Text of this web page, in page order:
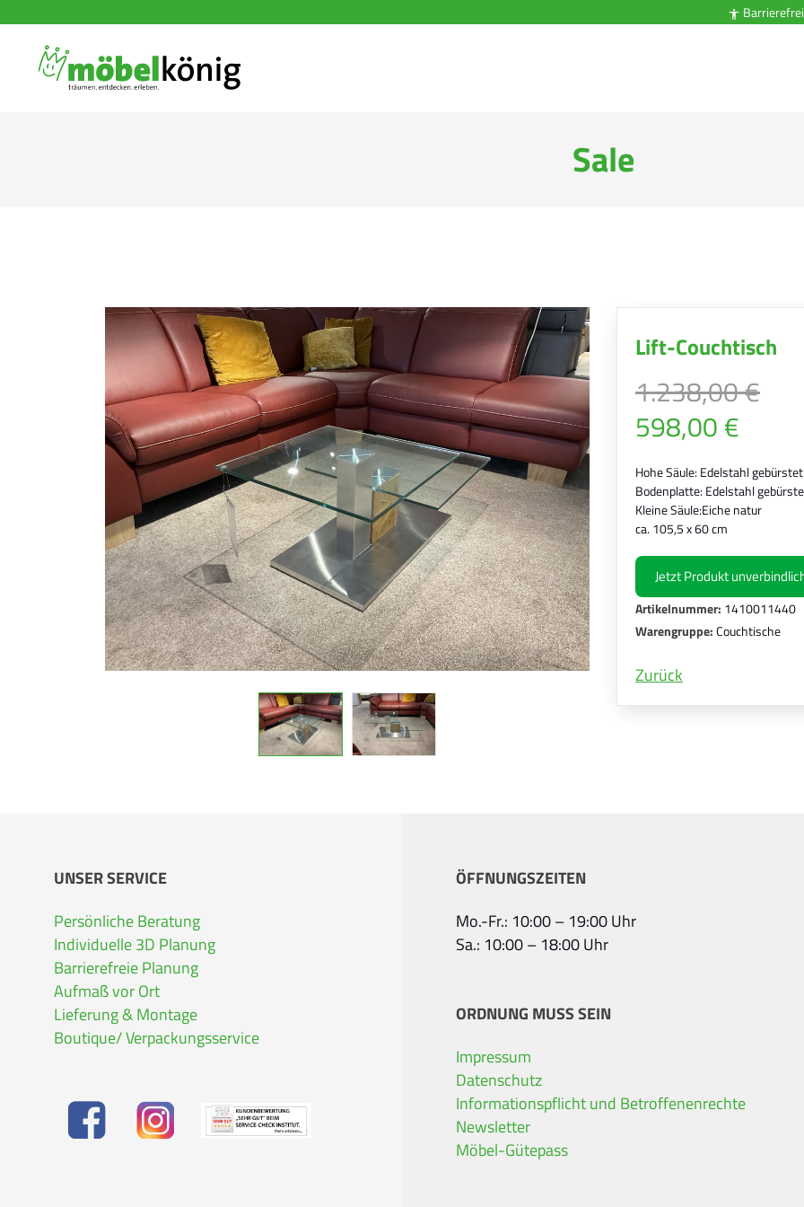

Sale
Lift-Couchtisch
1.238,00 €
598,00 €
Hohe Säule: Edelstahl gebürstet
Bodenplatte: Edelstahl
Kleine Säule:Eiche natur
ca. 105,5 x 60 cm
Jetzt Produkt
Artikelnummer: 1410011440
Warengruppe:Couchtische
Zurück
UNSER SERVICE
Persönliche Beratung
Individuelle 3D Planung
Barrierefreie Planung
Aufmaß vor Ort
Lieferung & Montage
Boutique/ Verpackungsservice
ÖFFNUNGSZEITEN
Mo.-Fr.: 10:00 – 19:00 Uhr
Sa.: 10:00 – 18:00 Uhr
ORDNUNG MUSS SEIN
Impressum
Datenschutz
Informationspflicht und Betroffenenrechte
Newsletter
Möbel-Gütepass